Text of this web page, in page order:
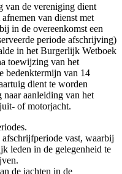
van de vereniging dient
van dienst met
in de overeenkomst een
periode afschrijving)
in het Burgerlijk Wetboek
toewijzing van het
bedenktermijn van 14
dient te worden
aanleiding van het
of motorjacht.
afschrijfperiode vast, waarbij
leden in de gelegenheid te
de jachten in de